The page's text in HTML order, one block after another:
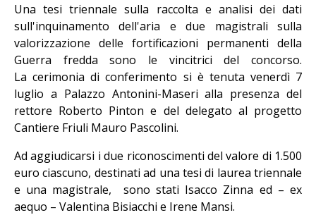
Una tesi triennale sulla raccolta e analisi dei dati
sull'inquinamento dell'aria e due magistrali sulla
valorizzazione delle fortificazioni permanenti della
Guerra fredda sono le vincitrici del concorso.
La cerimonia di conferimento si è tenuta venerdì 7
luglio a Palazzo Antonini-Maseri alla presenza del
rettore Roberto Pinton e del delegato al progetto
Cantiere Friuli Mauro Pascolini.
Ad aggiudicarsi i due riconoscimenti del valore di 1.500
euro ciascuno, destinati ad una tesi di laurea triennale
e una magistrale, sono stati Isacco Zinna ed – ex
aequo – Valentina Bisiacchi e Irene Mansi.